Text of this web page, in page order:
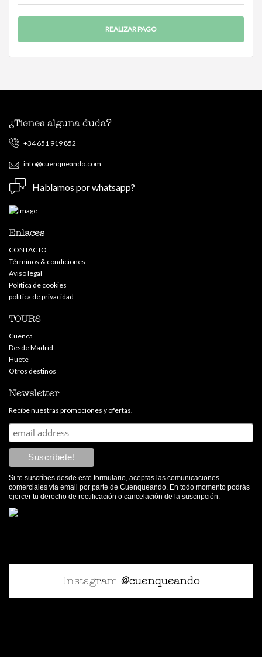
¿Tienes alguna duda?
+34 651 919 852
info@cuenqueando.com
Hablamos por whatsapp?
Enlaces
CONTACTO
Términos & condiciones
Aviso legal
Política de cookies
política de privacidad
TOURS
Cuenca
Desde Madrid
Huete
Otros destinos
Newsletter
Recibe nuestras promociones y ofertas.
Si te suscríbes desde este formulario, aceptas las comunicaciones
comerciales vía email por parte de Cuenqueando. En todo momento podrás
ejercer tu derecho de rectificación o cancelación de la suscripción.
Instagram @cuenqueando